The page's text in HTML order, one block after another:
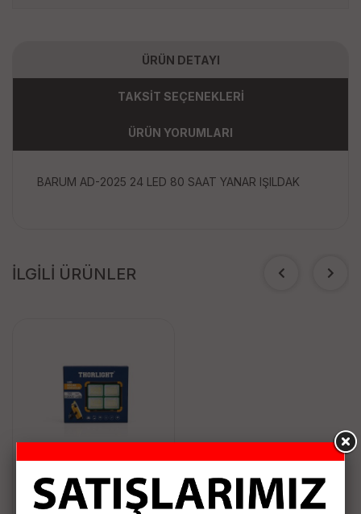
ÜRÜN DETAYI
TAKSİT SEÇENEKLERİ
ÜRÜN YORUMLARI
BARUM AD-2025 24 LED 80 SAAT YANAR IŞILDAK
İLGİLİ ÜRÜNLER
THORLIGHT 150W 2000
LUMEN SOLAR LED
ARMATUR